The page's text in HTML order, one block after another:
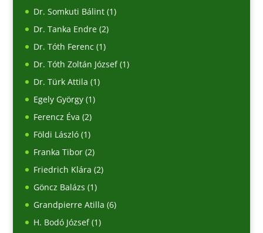
Dr. Somkuti Bálint(1)
Dr. Tanka Endre(2)
Dr. Tóth Ferenc (1)
Dr. Tóth Zoltán József(1)
Dr. Türk Attila (1)
Egely György(1)
Ferencz Éva (2)
Földi László(1)
Franka Tibor(2)
Friedrich Klára (2)
Göncz Balázs (1)
Grandpierre Atilla (6)
H. Bodó József(1)